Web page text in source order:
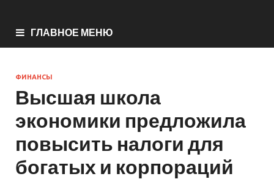
ГЛАВНОЕ МЕНЮ
ФИНАНСЫ
Высшая школа
экономики предложила
повысить налоги для
богатых и корпораций